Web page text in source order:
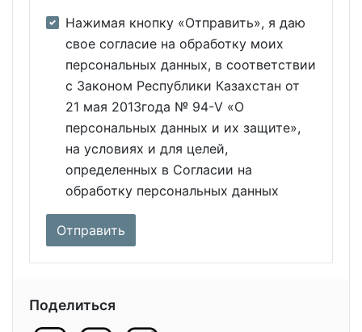
Нажимая кнопку «Отправить», я даю
свое согласие на обработку моих
персональных данных, в соответствии
с Законом Республики Казахстан от
21 мая 2013года № 94-V «О
персональных данных и их защите»,
на условиях и для целей,
определенных в Согласии на
обработку персональных данных
Поделиться